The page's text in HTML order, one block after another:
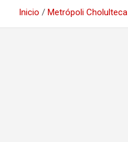
Inicio Metrópoli Cholulteca